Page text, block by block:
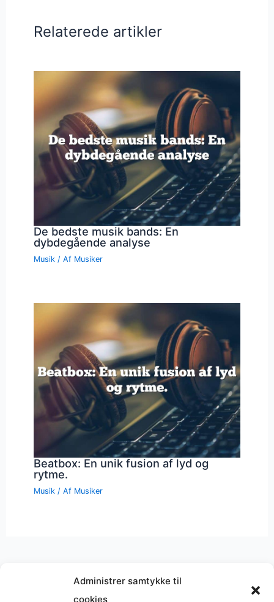
Administrer samtykke til
cookies
Relaterede artikler
De bedste musik bands: En
dybdegående analyse
Musik / Af Musiker
Beatbox: En unik fusion af lyd og
rytme.
Musik / Af Musiker